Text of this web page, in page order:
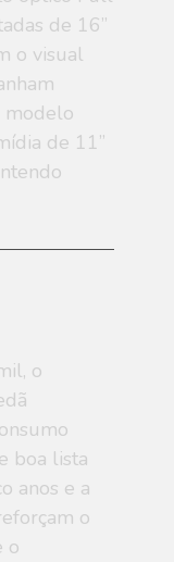
de 16”
o visual
modelo
de 11”
o
boa lista
anos e a
o
o